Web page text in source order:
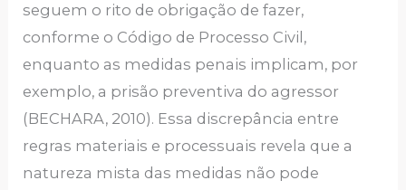
seguem o rito de obrigação de fazer,
conforme o Código de Processo Civil,
enquanto as medidas penais implicam, por
exemplo, a prisão preventiva do agressor
(BECHARA, 2010). Essa discrepância entre
regras materiais e processuais revela que a
natureza mista das medidas não pode